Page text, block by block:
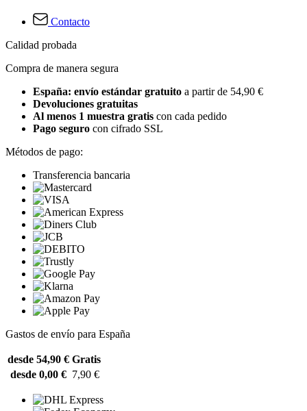
Contacto
Calidad probada
Compra de manera segura
España: envío estándar gratuito a partir de 54,90 €
Devoluciones gratuitas
Al menos 1 muestra gratis con cada pedido
Pago seguro con cifrado SSL
Métodos de pago:
Transferencia bancaria
Gastos de envío para España
desde 54,90 € Gratis
desde 0,00 € 7,90 €